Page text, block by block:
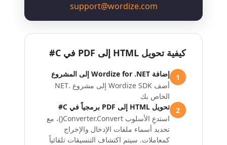
support@wordize.com
كيفية تحويل HTML إلى PDF في C#
1
إضافة Wordize for .NET إلى المشروع
أضف Wordize SDK إلى مشروع .NET
الخاص بك
2
تحويل HTML إلى PDF برمجياً في C#
استدعِ الأسلوب Converter.Convert()، مع
تحديد أسماء ملفات الإدخال والإخراج
كمعاملات. سيتم اكتشاف التنسيقات تلقائياً